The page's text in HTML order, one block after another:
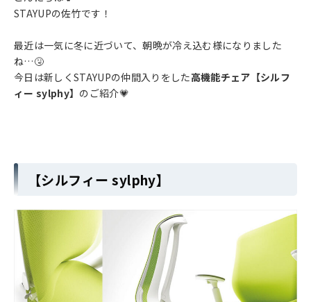
STAYUPの佐竹です！
最近は一気に冬に近づいて、朝晩が冷え込む様になりました
ね…🤧
今日は新しくSTAYUPの仲間入りをした高機能チェア【シルフ
ィー sylphy】 のご紹介💗
【シルフィー sylphy】